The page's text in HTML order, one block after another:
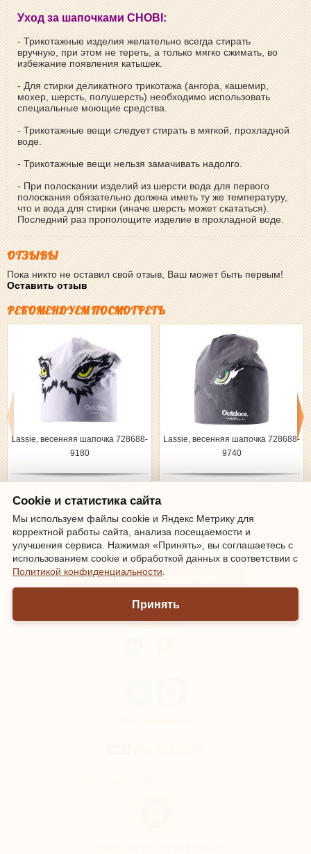
Уход за шапочками CHOBI:
- Трикотажные изделия желательно всегда стирать
вручную, при этом не тереть, а только мягко сжимать, во
избежание появления катышек.
- Для стирки деликатного трикотажа (ангора, кашемир,
мохер, шерсть, полушерсть) необходимо использовать
специальные моющие средства.
- Трикотажные вещи следует стирать в мягкой, прохладной
воде.
- Трикотажные вещи нельзя замачивать надолго.
- При полоскании изделий из шерсти вода для первого
полоскания обязательно должна иметь ту же температуру,
что и вода для стирки (иначе шерсть может скататься).
Последний раз прополощите изделие в прохладной воде.
ОТЗЫВЫ
Пока никто не оставил свой отзыв, Ваш может быть первым!
Оставить отзыв
РЕКОМЕНДУЕМ ПОСМОТРЕТЬ
Lassie, весенняя шапочка 728688-
9180
Lassie, весенняя шапочка 728688-
9740
Зарегистрироваться | Войти
Информация о доставке и оплате
Мы онлайн
Cookie и статистика сайта
Мы используем файлы cookie и Яндекс Метрику для
корректной работы сайта, анализа посещаемости и
улучшения сервиса. Нажимая «Принять», вы соглашаетесь с
использованием cookie и обработкой данных в соответствии с
Политикой конфиденциальности
Принять